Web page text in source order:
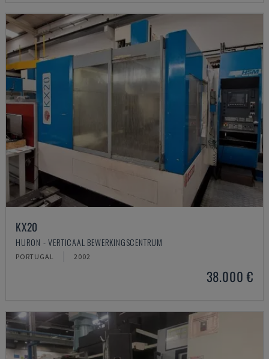
KX20
HURON - VERTICAAL BEWERKINGSCENTRUM
PORTUGAL 2002
38.000 €